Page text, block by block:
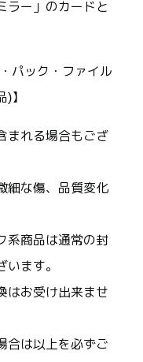
ラー」のカードと
パック・ファイル
】
まれる場合もござ
細な傷、品質変化
系商品は通常の封
ます。
はお受け出来ませ
合は以上を必ずご